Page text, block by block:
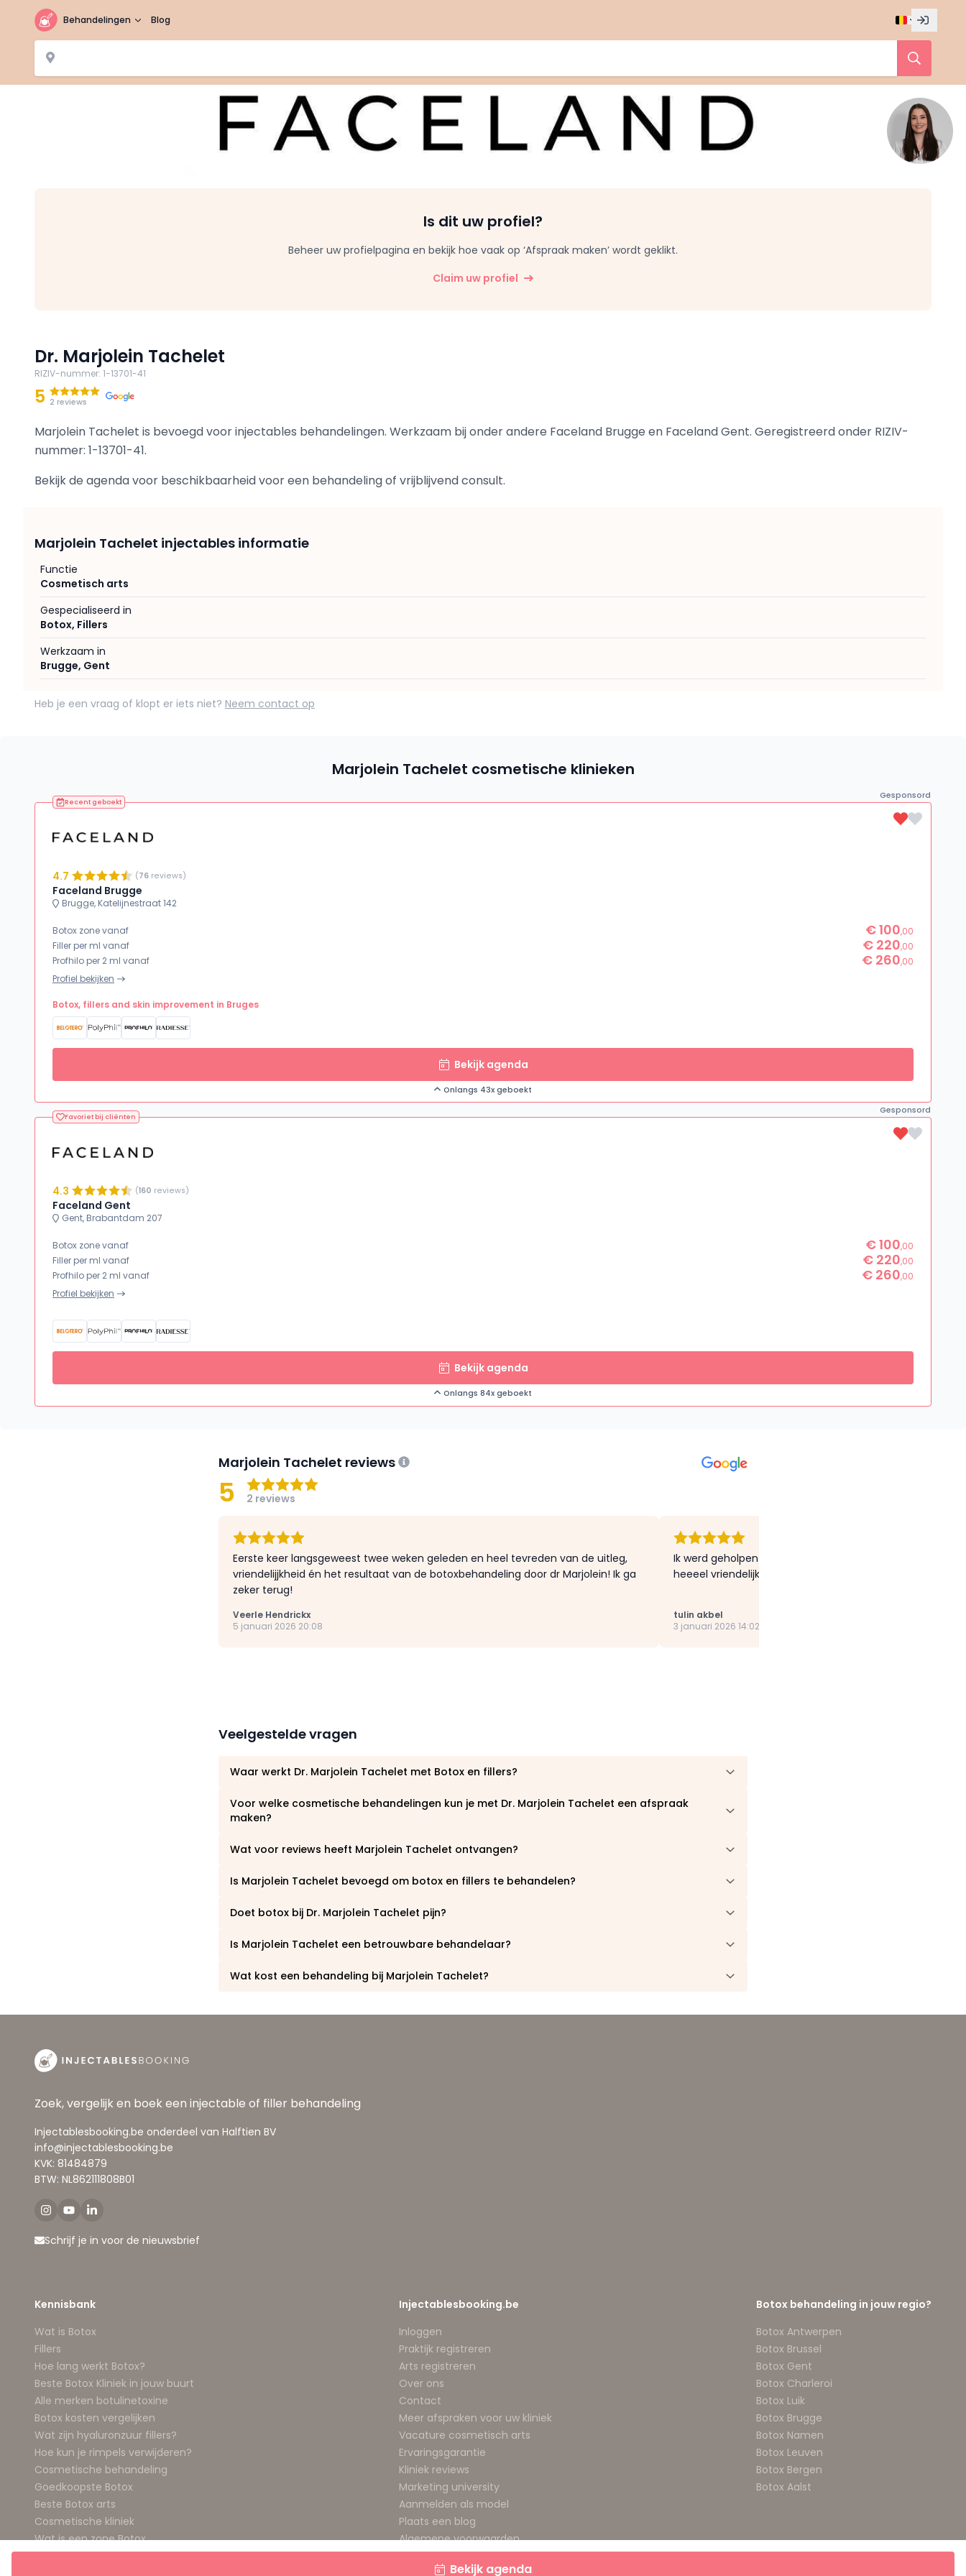
Behandelingen Blog
Is dit uw profiel?
Beheer uw profielpagina en bekijk hoe vaak op ‘Afspraak maken’ wordt geklikt.
Claim uw profiel
Dr. Marjolein Tachelet
RIZIV-nummer: 1-13701-41
5 2 reviews
Marjolein Tachelet is bevoegd voor injectables behandelingen. Werkzaam bij onder andere Faceland Brugge en Faceland Gent. Geregistreerd onder RIZIV-
nummer: 1-13701-41.
Bekijk de agenda voor beschikbaarheid voor een behandeling of vrijblijvend consult.
Bekijk agenda
Marjolein Tachelet injectables informatie
Functie
Cosmetisch arts
Gespecialiseerd in
Botox, Fillers
Werkzaam in
Brugge, Gent
Heb je een vraag of klopt er iets niet? Neem contact op
Marjolein Tachelet cosmetische klinieken
Gesponsord
Recent geboekt
4.7 (76 reviews)
Faceland Brugge
Brugge, Katelijnestraat 142
Botox zone vanaf € 100,00
Filler per ml vanaf
€ 220,00
Profhilo per 2 ml vanaf
€ 260,00
Profiel bekijken
Botox, fillers and skin improvement in Bruges
Bekijk agenda
Onlangs 43x geboekt
Gesponsord
Favoriet bij cliënten
4.3 (160 reviews)
Faceland Gent
Gent, Brabantdam 207
Botox zone vanaf € 100,00
Filler per ml vanaf
€ 220,00
Profhilo per 2 ml vanaf
€ 260,00
Profiel bekijken
Bekijk agenda
Onlangs 84x geboekt
Marjolein Tachelet reviews
5 2 reviews
Eerste keer langsgeweest twee weken geleden en heel tevreden van de uitleg,
vriendelijjkheid én het resultaat van de botoxbehandeling door dr Marjolein! Ik ga
zeker terug!
Veerle Hendrickx
5 januari 2026 20:08
Ik werd geholpen door dr Tachelet! Top mens! Top
heeeel vriendelijk 🤍
tulin akbel
3 januari 2026 14:02
Veelgestelde vragen
Waar werkt Dr. Marjolein Tachelet met Botox en fillers?
Voor welke cosmetische behandelingen kun je met Dr. Marjolein Tachelet een afspraak
maken?
Wat voor reviews heeft Marjolein Tachelet ontvangen?
Is Marjolein Tachelet bevoegd om botox en fillers te behandelen?
Doet botox bij Dr. Marjolein Tachelet pijn?
Is Marjolein Tachelet een betrouwbare behandelaar?
Wat kost een behandeling bij Marjolein Tachelet?
Zoek, vergelijk en boek een injectable of filler behandeling
Injectablesbooking.be onderdeel van Halftien BV
info@injectablesbooking.be
KVK: 81484879
BTW: NL862111808B01
Schrijf je in voor de nieuwsbrief
Kennisbank
Wat is Botox
Fillers
Hoe lang werkt Botox?
Beste Botox Kliniek in jouw buurt
Alle merken botulinetoxine
Botox kosten vergelijken
Wat zijn hyaluronzuur fillers?
Hoe kun je rimpels verwijderen?
Cosmetische behandeling
Goedkoopste Botox
Beste Botox arts
Cosmetische kliniek
Wat is een zone Botox
Spierontspanners
Injectablesbooking.be
Inloggen
Praktijk registreren
Arts registreren
Over ons
Contact
Meer afspraken voor uw kliniek
Vacature cosmetisch arts
Ervaringsgarantie
Kliniek reviews
Marketing university
Aanmelden als model
Plaats een blog
Algemene voorwaarden
Privacybeleid
Botox behandeling in jouw regio?
Botox Antwerpen
Botox Brussel
Botox Gent
Botox Charleroi
Botox Luik
Botox Brugge
Botox Namen
Botox Leuven
Botox Bergen
Botox Aalst